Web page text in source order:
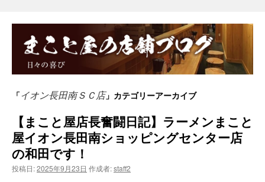
「イオン長田南ＳＣ店」カテゴリーアーカイブ
【まこと屋店長奮闘日記】ラーメンまこと
屋イオン長田南ショッピングセンター店
の和田です！
投稿日:2025年9月23日 作成者:staff2